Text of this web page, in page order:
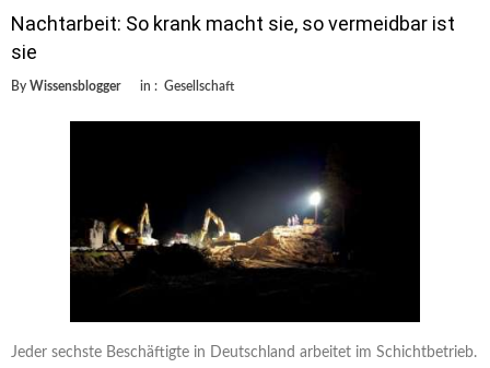
Nachtarbeit: So krank macht sie, so vermeidbar ist
sie
By Wissensblogger in : Gesellschaft
Jeder sechste Beschäftigte in Deutschland arbeitet im Schichtbetrieb.